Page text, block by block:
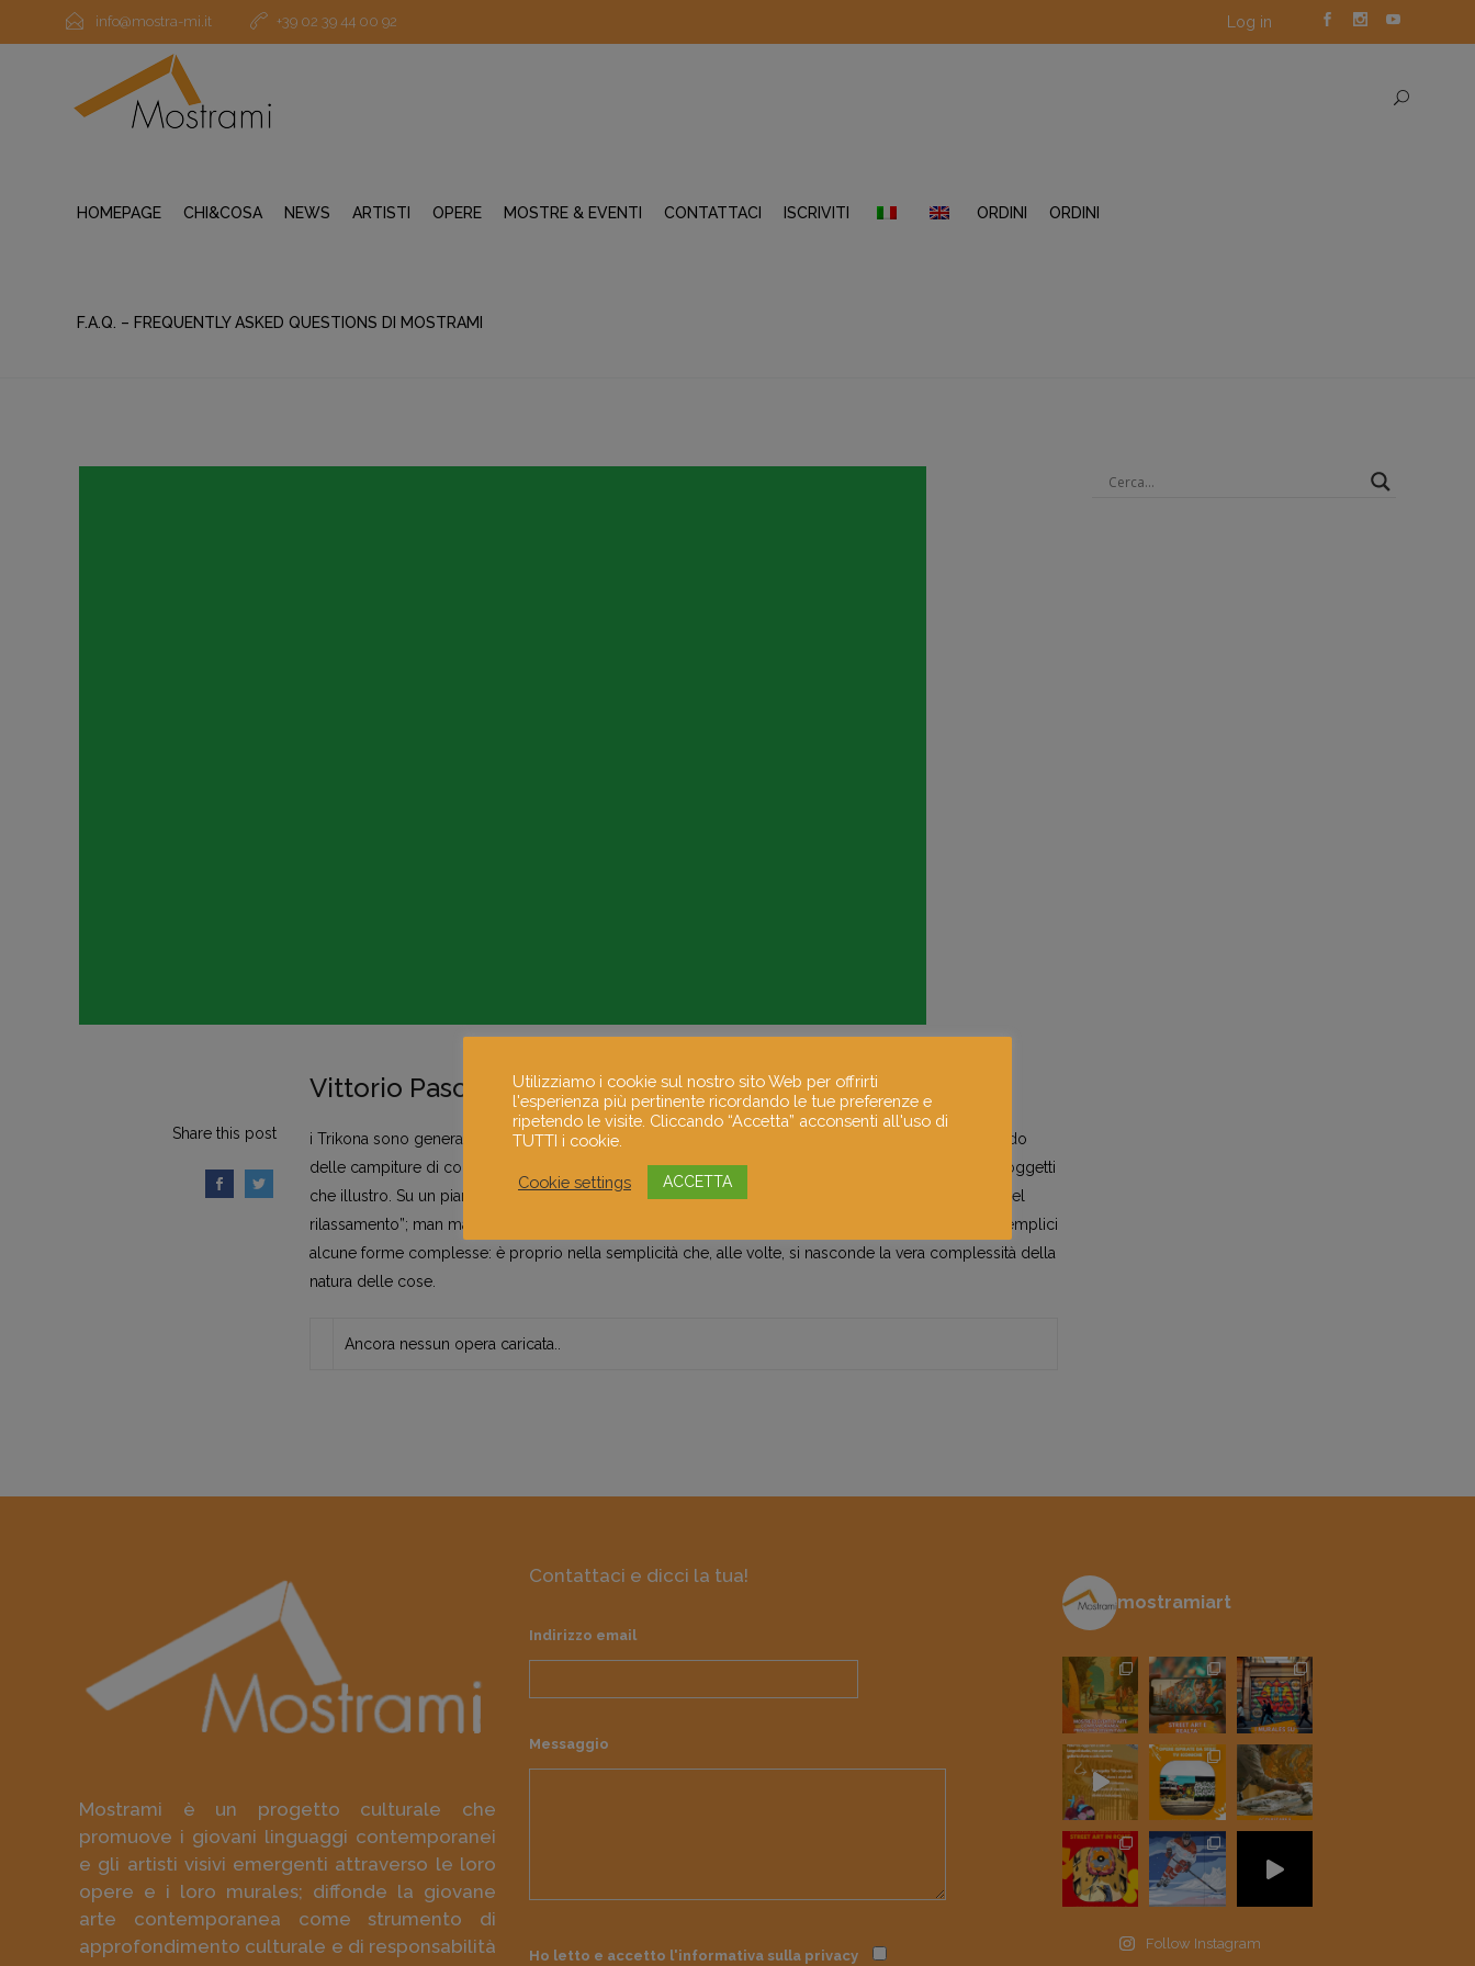
info@mostra-mi.it +39 02 39 44 00 92 Log in
HOMEPAGE CHI&COSA NEWS ARTISTI OPERE MOSTRE & EVENTI CONTATTACI ISCRIVITI ORDINI ORDINI
F.A.Q. – FREQUENTLY ASKED QUESTIONS DI MOSTRAMI
Vittorio Pascale
Share this post
i Trikona sono generati partendo da un’immagine che ricalco e che man mano “triangolarizzo” dando
delle campiture di colore che degradano per dare un senso di profondità e di ombra ai visi o agli oggetti
che illustro. Su un piano più emozionale è come entrare in una specie di meditazione e di “gioco del
rilassamento”; man mano entro in un silenzio emotivo che mi aiuta a capire come rendere molto semplici
alcune forme complesse: è proprio nella semplicità che, alle volte, si nasconde la vera complessità della
natura delle cose.
Ancora nessun opera caricata..
Mostrami è un progetto culturale che
promuove i giovani linguaggi contemporanei
e gli artisti visivi emergenti attraverso le loro
opere e i loro murales; diffonde la giovane
arte contemporanea come strumento di
approfondimento culturale e di responsabilità
Contattaci e dicci la tua!
Indirizzo email
Messaggio
Ho letto e accetto l'informativa sulla privacy
mostramiart
Follow Instagram
Utilizziamo i cookie sul nostro sito Web per offrirti
l'esperienza più pertinente ricordando le tue preferenze e
ripetendo le visite. Cliccando “Accetta” acconsenti all'uso di
TUTTI i cookie.
Cookie settings ACCETTA